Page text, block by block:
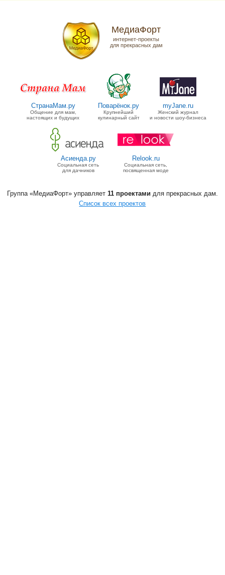
МедиаФорт
интернет-проекты
для прекрасных дам
СтранаМам.ру
Общение для мам,
настоящих и будущих
Поварёнок.ру
Крупнейший
кулинарный сайт
myJane.ru
Женский журнал
и новости шоу-бизнеса
Асиенда.ру
Социальная сеть
для дачников
Relook.ru
Социальная сеть,
посвященная моде
Группа «МедиаФорт» управляет 11 проектами для прекрасных дам.
Список всех проектов